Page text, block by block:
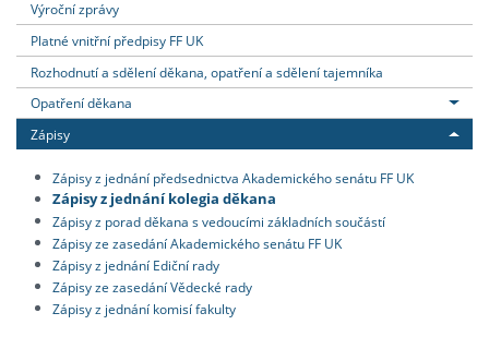
Výroční zprávy
Platné vnitřní předpisy FF UK
Rozhodnutí a sdělení děkana, opatření a sdělení tajemníka
Opatření děkana
Zápisy
Zápisy z jednání předsednictva Akademického senátu FF UK
Zápisy z jednání kolegia děkana
Zápisy z porad děkana s vedoucími základních součástí
Zápisy ze zasedání Akademického senátu FF UK
Zápisy z jednání Ediční rady
Zápisy ze zasedání Vědecké rady
Zápisy z jednání komisí fakulty